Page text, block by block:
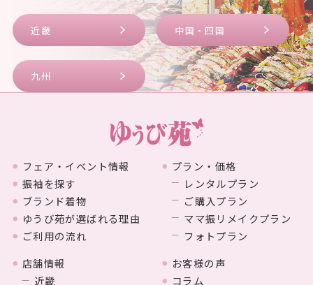
近畿 中国・四国
九州
フェア・イベント情報
振袖を探す
ブランド着物
ゆうび苑が選ばれる理由
ご利用の流れ
プラン・価格
レンタルプラン
ご購入プラン
ママ振リメイクプラン
フォトプラン
店舗情報
近畿
お客様の声
コラム